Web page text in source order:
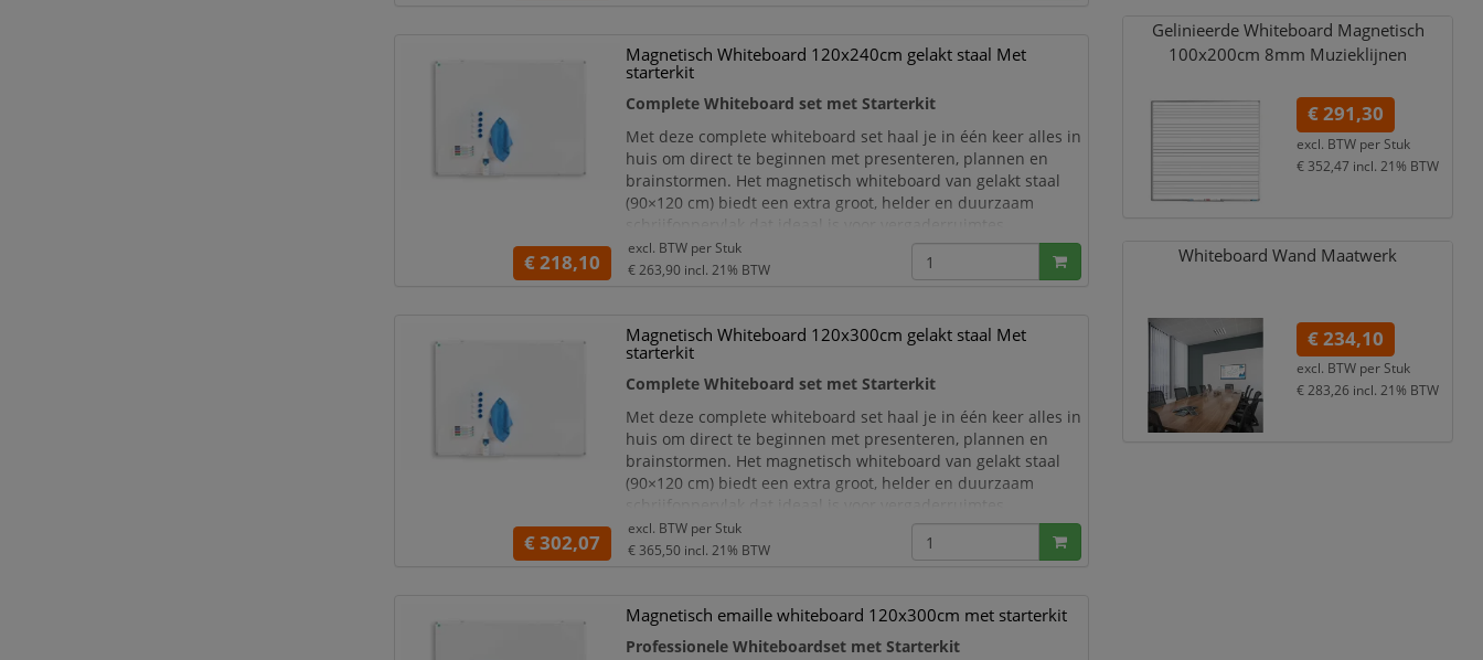
Magnetisch Whiteboard 120x240cm gelakt staal Met
starterkit
Complete Whiteboard set met Starterkit
Met deze complete whiteboard set haal je in één keer alles in
huis om direct te beginnen met presenteren, plannen en
brainstormen. Het magnetisch whiteboard van gelakt staal
(90×120 cm) biedt een extra groot, helder en duurzaam
schrijfoppervlak dat ideaal is voor vergaderruimtes,
klaslokalen, kantoren, thuiswerkplekken en trainingsruimtes.
Dankzij de meegeleverde Starterkit kun je meteen aan de
€ 218,10
excl. BTW per Stuk
€ 263,90 incl. 21% BTW
Magnetisch Whiteboard 120x300cm gelakt staal Met
starterkit
Complete Whiteboard set met Starterkit
Met deze complete whiteboard set haal je in één keer alles in
huis om direct te beginnen met presenteren, plannen en
brainstormen. Het magnetisch whiteboard van gelakt staal
(90×120 cm) biedt een extra groot, helder en duurzaam
schrijfoppervlak dat ideaal is voor vergaderruimtes,
klaslokalen, kantoren, thuiswerkplekken en trainingsruimtes.
Dankzij de meegeleverde Starterkit kun je meteen aan de
€ 302,07
excl. BTW per Stuk
€ 365,50 incl. 21% BTW
Magnetisch emaille whiteboard 120x300cm met starterkit
Professionele Whiteboardset met Starterkit
Gelinieerde Whiteboard Magnetisch
100x200cm 8mm Muzieklijnen
€ 291,30
excl. BTW per Stuk
€ 352,47 incl. 21% BTW
Whiteboard Wand Maatwerk
€ 234,10
excl. BTW per Stuk
€ 283,26 incl. 21% BTW